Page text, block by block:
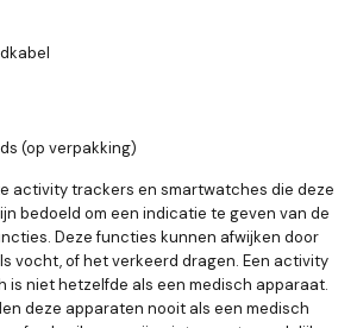
(op verpakking)
activity trackers en smartwatches die deze
bedoeld om een indicatie te geven van de
Deze functies kunnen afwijken door
vocht, of het verkeerd dragen. Een activity
is niet hetzelfde als een medisch apparaat.
deze apparaten nooit als een medisch